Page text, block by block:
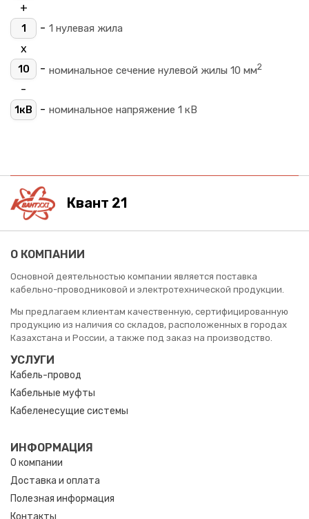
+
1 - 1 нулевая жила
х
10 - номинальное сечение нулевой жилы 10 мм2
-
1кВ - номинальное напряжение 1 кВ
Квант 21
О КОМПАНИИ
Основной деятельностью компании является поставка
кабельно-проводниковой и электротехнической продукции.
Мы предлагаем клиентам качественную, сертифицированную
продукцию из наличия со складов, расположенных в городах
Казахстана и России, а также под заказ на производство.
УСЛУГИ
Кабель-провод
Кабельные муфты
Кабеленесущие системы
ИНФОРМАЦИЯ
О компании
Доставка и оплата
Полезная информация
Контакты